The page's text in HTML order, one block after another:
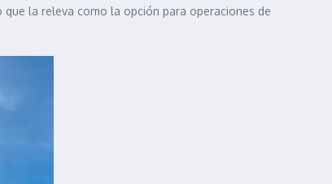
la releva como la opción para operaciones de